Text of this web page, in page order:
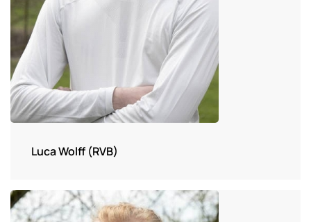
Luca Wolff (RVB)